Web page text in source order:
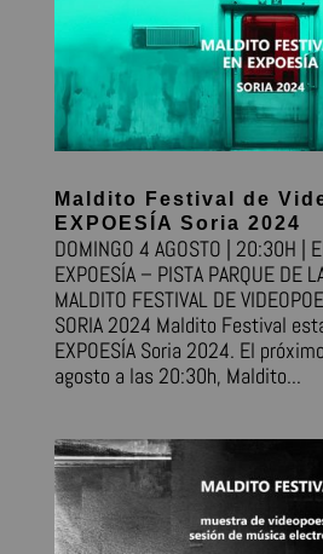
Maldito Festival de
EXPOESÍA Soria 2024
DOMINGO 4 AGOSTO | 20:30H |
EXPOESÍA – PISTA PARQUE DE
MALDITO FESTIVAL DE
SORIA 2024 Maldito Festival
EXPOESÍA Soria 2024. El
agosto a las 20:30h, Maldito...